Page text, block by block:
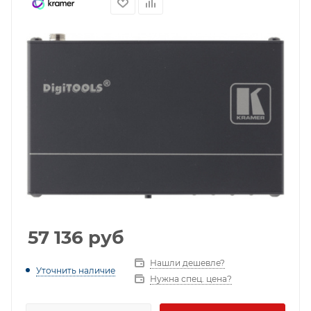
57 136 руб
Уточнить наличие
Нашли дешевле?
Нужна спец. цена?